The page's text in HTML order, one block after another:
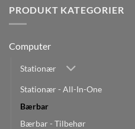
PRODUKT KATEGORIER
Computer
Stationær
Stationær - All-In-One
Bærbar
Bærbar - Tilbehør